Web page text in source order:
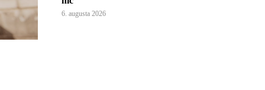
6. augusta 2026